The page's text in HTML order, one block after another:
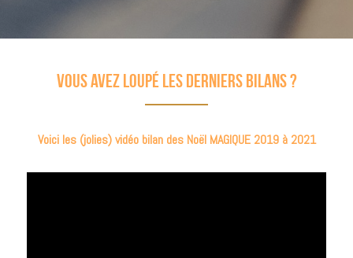
Vous avez loupé les derniers bilans ?
Voici les (jolies) vidéo bilan des Noël MAGIQUE 2019 à 2021